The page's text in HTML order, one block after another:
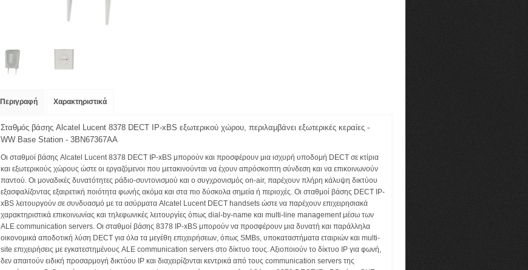
Περιγραφή Χαρακτηριστικά
Σταθμός βάσης Alcatel Lucent 8378 DECT IP-xBS εξωτερικού χώρου, περιλαμβάνει εξωτερικές κεραίες -
WW Base Station - 3BN67367AA
Οι σταθμοί βάσης Alcatel Lucent 8378 DECT IP-xBS μπορούν και προσφέρουν μια ισχυρή υποδομή DECT σε κτίρια
και εξωτερικούς χώρους ώστε οι εργαζόμενοι που μετακινούνται να έχουν απρόσκοπτη σύνδεση και να επικοινωνούν
παντού. Οι μοναδικές δυνατότητες ράδιο-συντονισμού και ο συγχρονισμός on-air, παρέχουν πλήρη κάλυψη δικτύου
εξασφαλίζοντας εξαιρετική ποιότητα φωνής ακόμα και στα πιο δύσκολα σημεία ή περιοχές. Οι σταθμοί βάσης DECT IP-
xBS λειτουργούν σε συνδυασμό με τα ασύρματα Alcatel Lucent DECT handsets ώστε να παρέχουν επιχειρησιακά
χαρακτηριστικά επικοινωνίας και τηλεφωνικές λειτουργίες όπως dial-by-name και multi-line management μέσω των
ALE communication servers. Οι σταθμοί βάσης 8378 IP-xBS μπορούν να προσφέρουν μια δυνατή και παράλληλα
οικονομικά αποδοτική λύση DECT για όλα τα μεγέθη επιχειρήσεων, όπως SMBs, υποκαταστήματα εταιριών και multi-
site επιχειρήσεις με εγκατεστημένους ALE communication servers στο δίκτυο τους. Αξιοποιούν το δίκτυο IP για φωνή,
δεν απαιτούν ειδική προσαρμογή δικτύου IP και διαχειρίζονται κεντρικά από τους communication servers της